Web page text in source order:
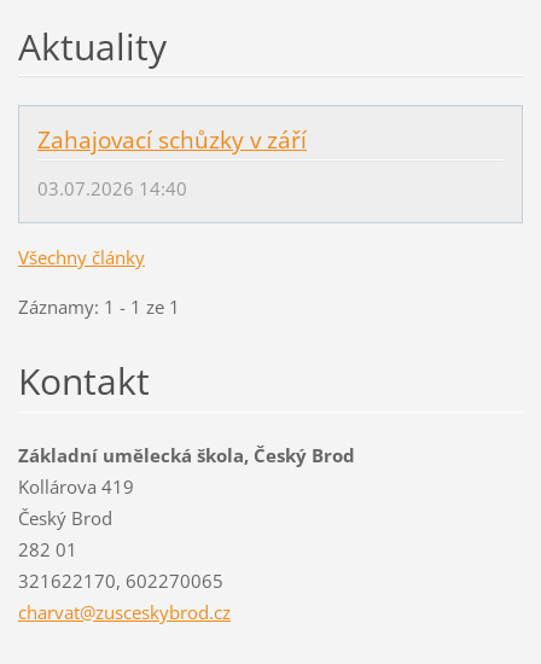
Aktuality
Zahajovací schůzky v září
03.07.2026 14:40
Všechny články
Záznamy: 1 - 1 ze 1
Kontakt
Základní umělecká škola, Český Brod
Kollárova 419
Český Brod
282 01
321622170, 602270065
charvat@zusceskybrod.cz